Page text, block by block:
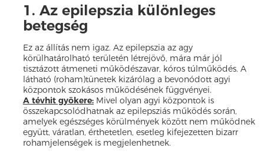
1. Az epilepszia különleges
betegség
Ez az állítás nem igaz. Az epilepszia az agy
körülhatárolható területén létrejövő, mára már jól
tisztázott átmeneti működészavar, kóros túlműködés. A
látható (roham)tünetek kizárólag a bevonódott agyi
központok szokásos működésének függvényei.
A tévhit gyökere: Mivel olyan agyi központok is
összekapcsolódhatnak az epilepsziás működés során,
amelyek egészséges körülmények között nem működnek
együtt, váratlan, érthetetlen, esetleg kifejezetten bizarr
rohamjelenségek is megjelenhetnek.